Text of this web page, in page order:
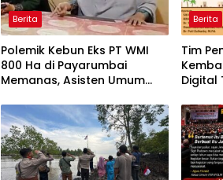
Berita
Polemik Kebun Eks PT WMI
800 Ha di Payarumbai
Memanas, Asisten Umum
Tantang Presiden Prabowo
Berita
Tim
Digital